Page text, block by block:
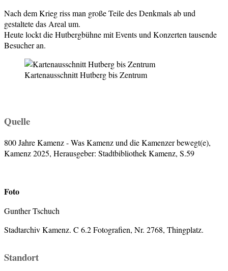
Nach dem Krieg riss man große Teile des Denkmals ab und
gestaltete das Areal um.
Heute lockt die Hutbergbühne mit Events und Konzerten tausende
Besucher an.
Kartenausschnitt Hutberg bis Zentrum
Quelle
800 Jahre Kamenz - Was Kamenz und die Kamenzer bewegt(e),
Kamenz 2025, Herausgeber: Stadtbibliothek Kamenz, S.59
Foto
Gunther Tschuch
Stadtarchiv Kamenz. C 6.2 Fotografien, Nr. 2768, Thingplatz.
Standort